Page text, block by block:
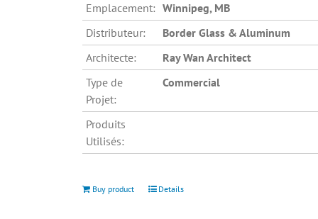
Emplacement: Winnipeg, MB
Distributeur:
Border Glass & Aluminum
Architecte:
Ray Wan Architect
Type de
Projet:
Commercial
Produits
Utilisés:
Buy product Details